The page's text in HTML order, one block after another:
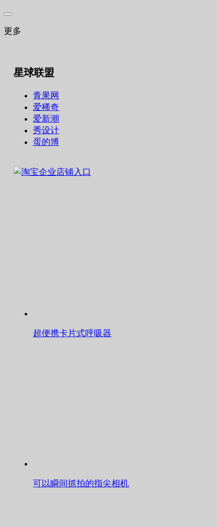
更多
星球联盟
青果网
爱稀奇
爱新潮
秀设计
蛋的博
超便携卡片式呼吸器
可以瞬间抓拍的指尖相机